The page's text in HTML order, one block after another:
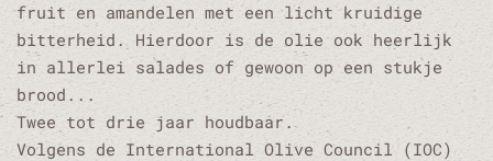
fruit en amandelen met een licht kruidige
bitterheid. Hierdoor is de olie ook heerlijk
in allerlei salades of gewoon op een stukje
brood...
Twee tot drie jaar houdbaar.
Volgens de International Olive Council (IOC)